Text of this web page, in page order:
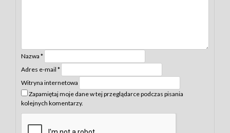
Nazwa *
Adres e-mail *
Witryna internetowa
Zapamiętaj moje dane w tej przeglądarce podczas pisania
kolejnych komentarzy.